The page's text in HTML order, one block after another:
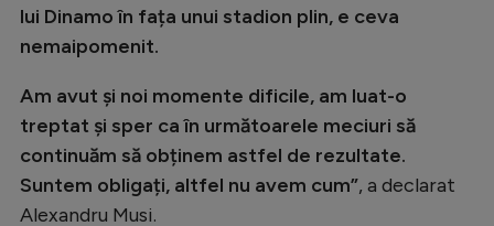
lui Dinamo în fața unui stadion plin, e ceva
nemaipomenit.
Am avut și noi momente dificile, am luat-o
treptat și sper ca în următoarele meciuri să
continuăm să obținem astfel de rezultate.
Suntem obligați, altfel nu avem cum”, a declarat
Alexandru Musi.